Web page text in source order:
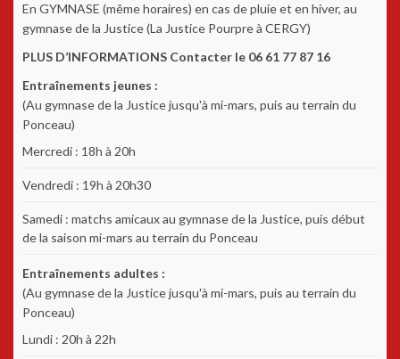
En GYMNASE (même horaires) en cas de pluie et en hiver, au
gymnase de la Justice (La Justice Pourpre à CERGY)
PLUS D’INFORMATIONS Contacter le 06 61 77 87 16
Entraînements jeunes :
(Au gymnase de la Justice jusqu'à mi-mars, puis au terrain du
Ponceau)
Mercredi : 18h à 20h
Vendredi : 19h à 20h30
Samedi : matchs amicaux au gymnase de la Justice, puis début
de la saison mi-mars au terrain du Ponceau
Entraînements adultes :
(Au gymnase de la Justice jusqu'à mi-mars, puis au terrain du
Ponceau)
Lundi : 20h à 22h